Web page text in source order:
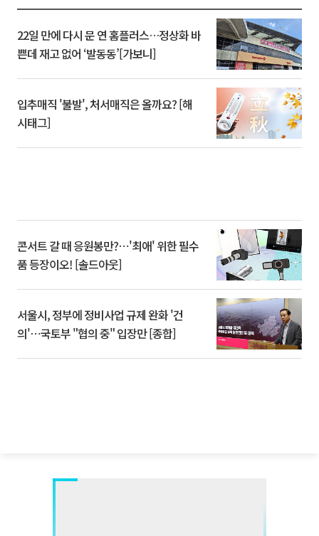
22일 만에 다시 문 연 홈플러스…정상화 바
쁜데 재고 없어 ‘발동동’[가보니]
입추매직 '불발', 처서매직은 올까요? [해
시태그]
콘서트 갈 때 응원봉만?⋯'최애' 위한 필수
품 등장이오! [솔드아웃]
서울시, 정부에 정비사업 규제 완화 '건
의'⋯국토부 "협의 중" 입장만 [종합]